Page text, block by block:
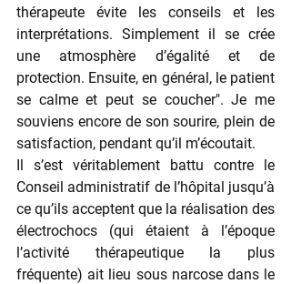
thérapeute évite les conseils et les
interprétations. Simplement il se crée
une atmosphère d’égalité et de
protection. Ensuite, en général, le patient
se calme et peut se coucher". Je me
souviens encore de son sourire, plein de
satisfaction, pendant qu’il m’écoutait.
Il s’est véritablement battu contre le
Conseil administratif de l’hôpital jusqu’à
ce qu’ils acceptent que la réalisation des
électrochocs (qui étaient à l’époque
l’activité thérapeutique la plus
fréquente) ait lieu sous narcose dans le